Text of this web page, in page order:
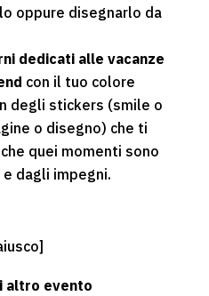
oppure disegnarlo da
dedicati alle vacanze
con il tuo colore
degli stickers (smile o
o disegno) che ti
quei momenti sono
dagli impegni.
altro evento